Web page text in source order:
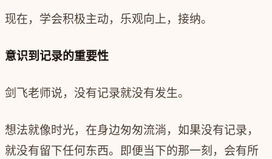
现在，学会积极主动，乐观向上，接纳。
意识到记录的重要性
剑飞老师说，没有记录就没有发生。
想法就像时光，在身边匆匆流淌，如果没有记录，
就没有留下任何东西。即便当下的那一刻，会有所